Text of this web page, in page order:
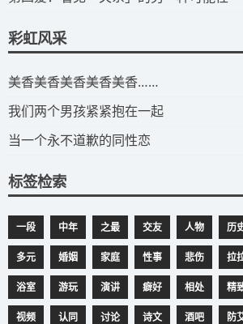
彩虹风采
​美香美香美香美香美香……
我们两个男孩紧紧抱在一起
当一个永不道歉的同性恋
标签检索
一段 中年 之最 交友 人物 历
多元 婚姻 家庭 性事 悲伤 拉
浴室 游玩 演讲 癖好 相处 精
视频 认同 讨论 诗文 酒吧 防